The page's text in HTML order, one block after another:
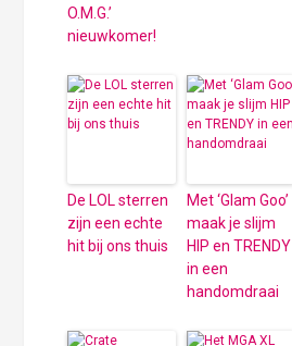
O.M.G.’
nieuwkomer!
De LOL sterren
zijn een echte
hit bij ons thuis
Met ‘Glam Goo’
maak je slijm
HIP en TRENDY
in een
handomdraai